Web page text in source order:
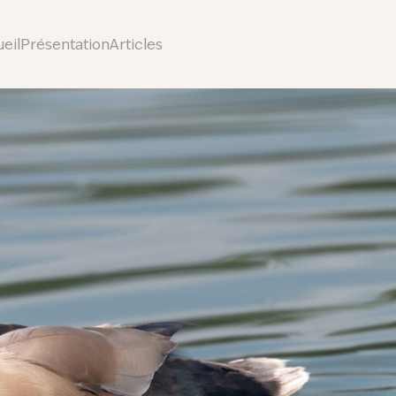
PrésentationArticles